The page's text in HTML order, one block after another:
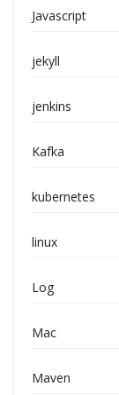
Javascript
jekyll
jenkins
Kafka
kubernetes
linux
Log
Mac
Maven